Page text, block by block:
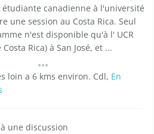
étudiante canadienne à l'université
une session au Costa Rica. Seul
n'est disponible qu'à l' UCR
Rica) à San José, et ...
loin a 6 kms environ. Cdl, En
une discussion